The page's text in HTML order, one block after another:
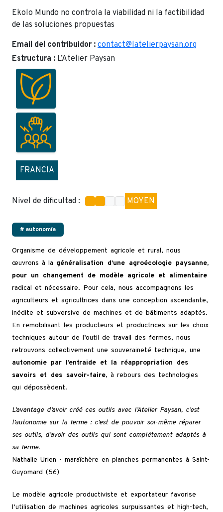
Ekolo Mundo no controla la viabilidad ni la factibilidad
de las soluciones propuestas
Email del contribuidor : contact@latelierpaysan.org
Estructura : L’Atelier Paysan
FRANCIA
Nivel de dificultad : MOYEN
# autonomía
Organisme de développement agricole et rural, nous
œuvrons à la généralisation d’une agroécologie paysanne,
pour un changement de modèle agricole et alimentaire
radical et nécessaire. Pour cela, nous accompagnons les
agriculteurs et agricultrices dans une conception ascendante,
inédite et subversive de machines et de bâtiments adaptés.
En remobilisant les producteurs et productrices sur les choix
techniques autour de l’outil de travail des fermes, nous
retrouvons collectivement une souveraineté technique, une
autonomie par l’entraide et la réappropriation des
savoirs et des savoir-faire, à rebours des technologies
qui dépossèdent.
L’avantage d’avoir créé ces outils avec l’Atelier Paysan, c’est
l’autonomie sur la ferme : c’est de pouvoir soi-même réparer
ses outils, d’avoir des outils qui sont complétement adaptés à
sa ferme.
Nathalie Urien - maraîchère en planches permanentes à Saint-
Guyomard (56)
Le modèle agricole productiviste et exportateur favorise
l’utilisation de machines agricoles surpuissantes et high-tech,